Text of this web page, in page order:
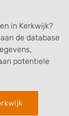
in Kerkwijk?
de database
potentiele